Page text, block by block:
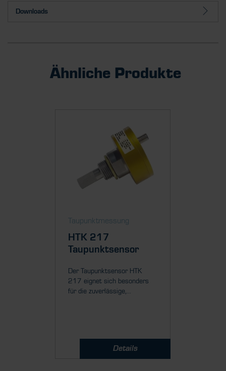
Downloads
Ähnliche Produkte
Taupunktmessung
HTK 217
Taupunktsensor
Der Taupunktsensor HTK
217 eignet sich besonders
für die zuverlässige,...
Details